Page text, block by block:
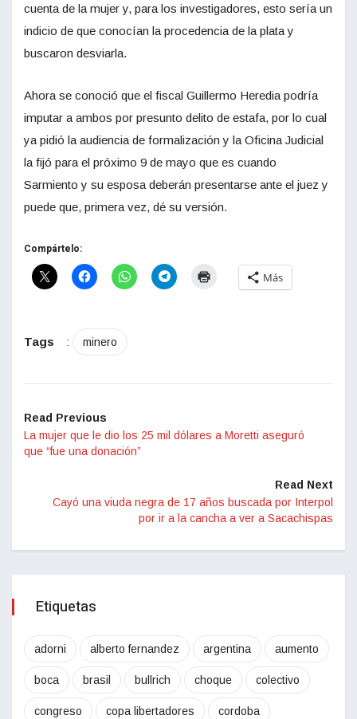
cuenta de la mujer y, para los investigadores, esto sería un
indicio de que conocían la procedencia de la plata y
buscaron desviarla.
Ahora se conoció que el fiscal Guillermo Heredia podría
imputar a ambos por presunto delito de estafa, por lo cual
ya pidió la audiencia de formalización y la Oficina Judicial
la fijó para el próximo 9 de mayo que es cuando
Sarmiento y su esposa deberán presentarse ante el juez y
puede que, primera vez, dé su versión.
Compártelo:
Más
Tags : minero
Read Previous
La mujer que le dio los 25 mil dólares a Moretti aseguró
que “fue una donación”
Read Next
Cayó una viuda negra de 17 años buscada por Interpol
por ir a la cancha a ver a Sacachispas
Etiquetas
adorni alberto fernandez argentina aumento
boca brasil bullrich choque colectivo
congreso copa libertadores cordoba